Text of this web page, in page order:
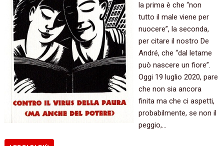
la prima è che “non
tutto il male viene per
nuocere”, la seconda,
per citare il nostro De
André, che “dal letame
può nascere un fiore”.
Oggi 19 luglio 2020, pare
che non sia ancora
finita ma che ci aspetti,
probabilmente, se non il
peggio,…